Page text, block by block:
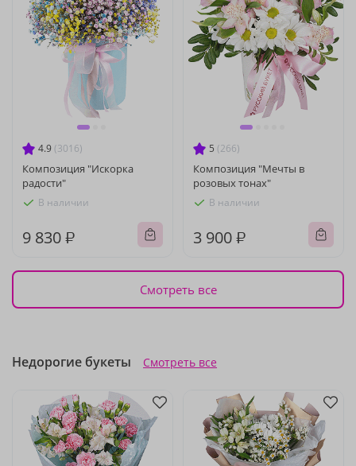
4.9 (3016)
Композиция "Искорка
радости"
В наличии
9 830 ₽
5 (266)
Композиция "Мечты в
розовых тонах"
В наличии
3 900 ₽
Смотреть все
Недорогие букеты Смотреть все